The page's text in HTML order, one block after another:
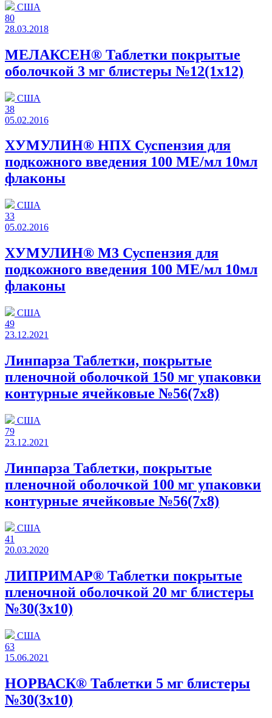
США
80
28.03.2018
МЕЛАКСЕН® Таблетки покрытые
оболочкой 3 мг блистеры №12(1x12)
США
38
05.02.2016
ХУМУЛИН® НПХ Суспензия для
подкожного введения 100 МЕ/мл 10мл
флаконы
США
33
05.02.2016
ХУМУЛИН® М3 Суспензия для
подкожного введения 100 МЕ/мл 10мл
флаконы
США
49
23.12.2021
Линпарза Таблетки, покрытые
пленочной оболочкой 150 мг упаковки
контурные ячейковые №56(7x8)
США
79
23.12.2021
Линпарза Таблетки, покрытые
пленочной оболочкой 100 мг упаковки
контурные ячейковые №56(7x8)
США
41
20.03.2020
ЛИПРИМАР® Таблетки покрытые
пленочной оболочкой 20 мг блистеры
№30(3x10)
США
63
15.06.2021
НОРВАСК® Таблетки 5 мг блистеры
№30(3x10)